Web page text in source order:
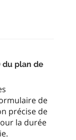
du plan de
de
précise de
la durée